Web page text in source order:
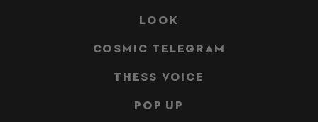
LOOK
COSMIC TELEGRAM
THESS VOICE
POP UP